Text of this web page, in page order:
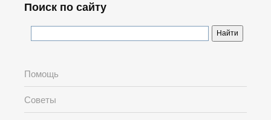
Поиск по сайту
Помощь
Советы